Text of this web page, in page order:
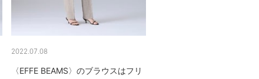
2022.07.08
〈EFFE BEAMS〉のブラウスはフリ